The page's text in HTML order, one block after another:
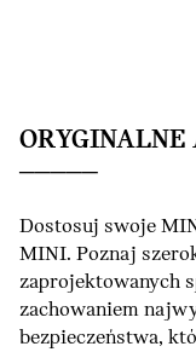
Dostosuj swoje
MINI. Poznaj
zaprojektowanych
zachowaniem
bezpieczeństwa,